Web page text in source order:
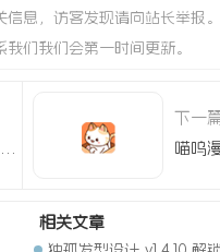
息，访客发现请向站长举报。
们我们会第一时间更新。
下一
相关文章